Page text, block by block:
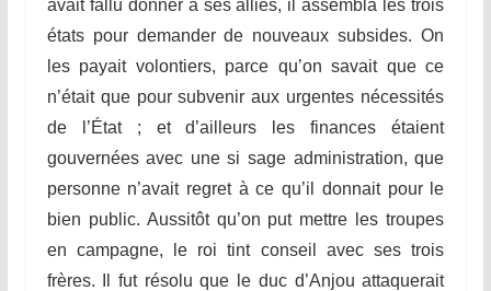
avait fallu donner à ses alliés, il assembla les trois
états pour demander de nouveaux subsides. On
les payait volontiers, parce qu’on savait que ce
n’était que pour subvenir aux urgentes nécessités
de l’État ; et d’ailleurs les finances étaient
gouvernées avec une si sage administration, que
personne n’avait regret à ce qu’il donnait pour le
bien public. Aussitôt qu’on put mettre les troupes
en campagne, le roi tint conseil avec ses trois
frères. Il fut résolu que le duc d’Anjou attaquerait